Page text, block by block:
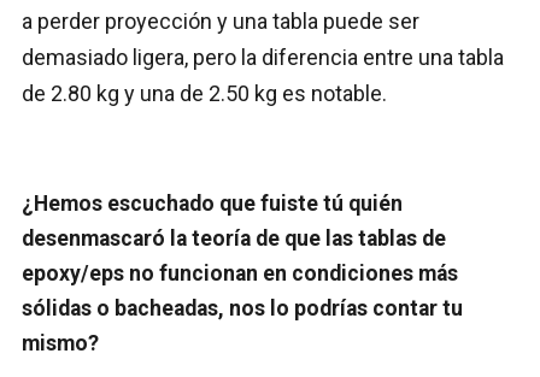
a perder proyección y una tabla puede ser
demasiado ligera, pero la diferencia entre una tabla
de 2.80 kg y una de 2.50 kg es notable.
¿Hemos escuchado que fuiste tú quién
desenmascaró la teoría de que las tablas de
epoxy/eps no funcionan en condiciones más
sólidas o bacheadas, nos lo podrías contar tu
mismo?